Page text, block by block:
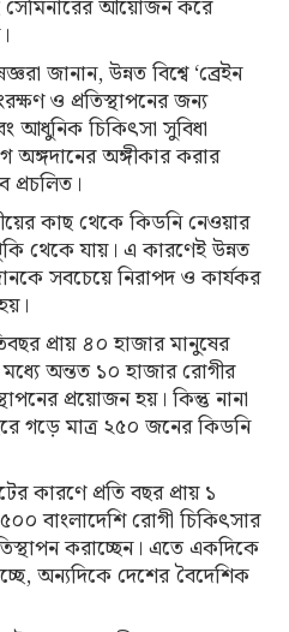
সেমিনারের আয়োজন করে
জানান, উন্নত বিশ্বে ‘ব্রেইন
ও প্রতিস্থাপনের জন্য
আধুনিক চিকিৎসা সুবিধা
অঙ্গদানের অঙ্গীকার করার
প্রচলিত।
কাছ থেকে কিডনি নেওয়ার
থেকে যায়। এ কারণেই উন্নত
সবচেয়ে নিরাপদ ও কার্যকর
প্রায় ৪০ হাজার মানুষের
অন্তত ১০ হাজার রোগীর
প্রয়োজন হয়। কিন্তু নানা
গড়ে মাত্র ২৫০ জনের কিডনি
কারণে প্রতি বছর প্রায় ১
বাংলাদেশি রোগী চিকিৎসার
করাচ্ছেন। এতে একদিকে
অন্যদিকে দেশের বৈদেশিক